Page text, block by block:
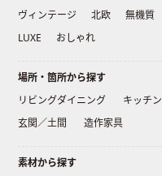
ヴィンテージ
北欧 無機質
LUXE
おしゃれ
場所・箇所から探す
リビングダイニング
キッチン
玄関／土間
造作家具
素材から探す